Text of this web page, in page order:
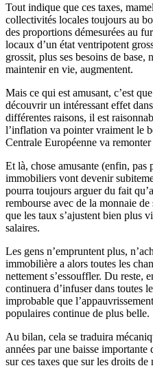
Tout indique que ces taxes,
collectivités locales toujours au
des proportions démesurées au
locaux d’un état ventripotent
grossit, plus ses besoins de base,
maintenir en vie, augmentent.
Mais ce qui est amusant, c’est
découvrir un intéressant effet
différentes raisons, il est
l’inflation va pointer vraiment le
Centrale Européenne va
Et là, chose amusante (enfin, pas
immobiliers vont devenir
pourra toujours arguer du fait
rembourse avec de la monnaie
que les taux s’ajustent bien plus
salaires.
Les gens n’empruntent plus,
immobilière a alors toutes les
nettement s’essouffler. Du reste,
continuera d’infuser dans toutes
improbable que
populaires continue de plus belle.
Au bilan, cela se traduira
années par une baisse importante
sur ces taxes que sur les droits de